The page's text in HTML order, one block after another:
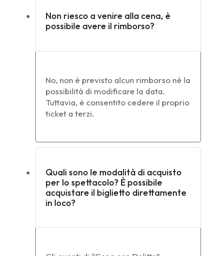
Non riesco a venire alla cena, è
possibile avere il rimborso?
No, non è previsto alcun rimborso né la
possibilità di modificare la data.
Tuttavia, è consentito cedere il proprio
ticket a terzi.
Quali sono le modalità di acquisto
per lo spettacolo? È possibile
acquistare il biglietto direttamente
in loco?